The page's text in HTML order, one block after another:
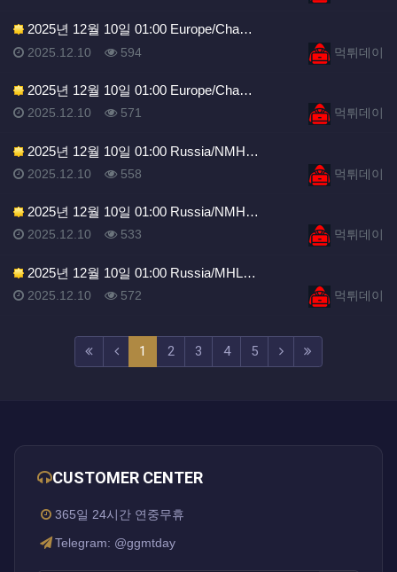
2025년 12월 10일 01:00 Europe/Cha…
등록자먹튀데이
등록일
2025.12.10 조회
594
2025년 12월 10일 01:00 Europe/Cha…
등록자먹튀데이
등록일
2025.12.10 조회
571
2025년 12월 10일 01:00 Russia/NMH…
등록자먹튀데이
등록일
2025.12.10 조회
558
2025년 12월 10일 01:00 Russia/NMH…
등록자먹튀데이
등록일
2025.12.10 조회
533
2025년 12월 10일 01:00 Russia/MHL…
등록자먹튀데이
등록일
2025.12.10 조회
572
1 (current)
2 3 4 5 (next)
CUSTOMER CENTER
365일 24시간 연중무휴
Telegram: @ggmtday